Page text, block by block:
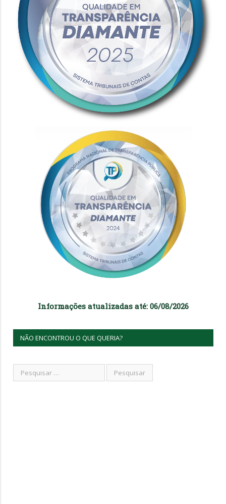
Informações atualizadas até: 06/08/2026
NÃO ENCONTROU O QUE QUERIA?